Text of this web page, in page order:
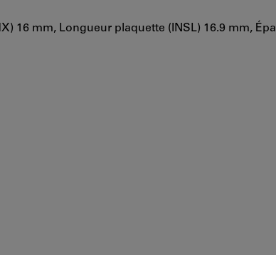
16 mm, Longueur plaquette (INSL) 16.9 mm,